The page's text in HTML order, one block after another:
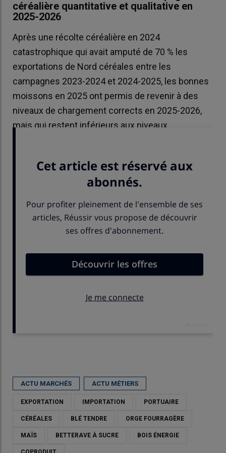
céréalière quantitative et qualitative en
2025-2026
Après une récolte céréalière en 2024
catastrophique qui avait amputé de 70 % les
exportations de Nord céréales entre les
campagnes 2023-2024 et 2024-2025, les bonnes
moissons en 2025 ont permis de revenir à des
niveaux de chargement corrects en 2025-2026,
mais qui restent inférieurs aux niveaux
ACTU MARCHÉS ACTU MÉTIERS
EXPORTATION IMPORTATION PORTUAIRE
CÉRÉALES BLÉ TENDRE ORGE FOURRAGÈRE
MAÏS BETTERAVE À SUCRE BOIS ÉNERGIE